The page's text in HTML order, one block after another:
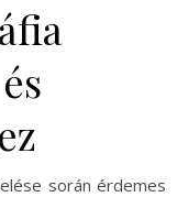
során érdemes